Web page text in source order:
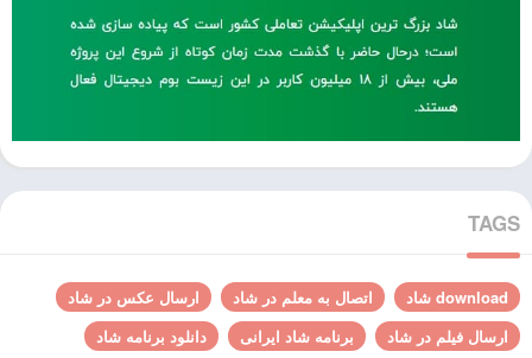
TAGS
download شاد اتصال به معلم در شاد
ارسال عکس در شاد
ارسال فیلم در شاد
برنامه شاد ایرانی
دانلود برنامه شاد